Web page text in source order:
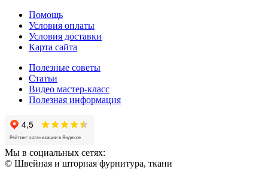
Помощь
Условия оплаты
Условия доставки
Карта сайта
Полезные советы
Статьи
Видео мастер-класс
Полезная информация
Мы в социальных сетях:
© Швейная и шторная фурнитура, ткани